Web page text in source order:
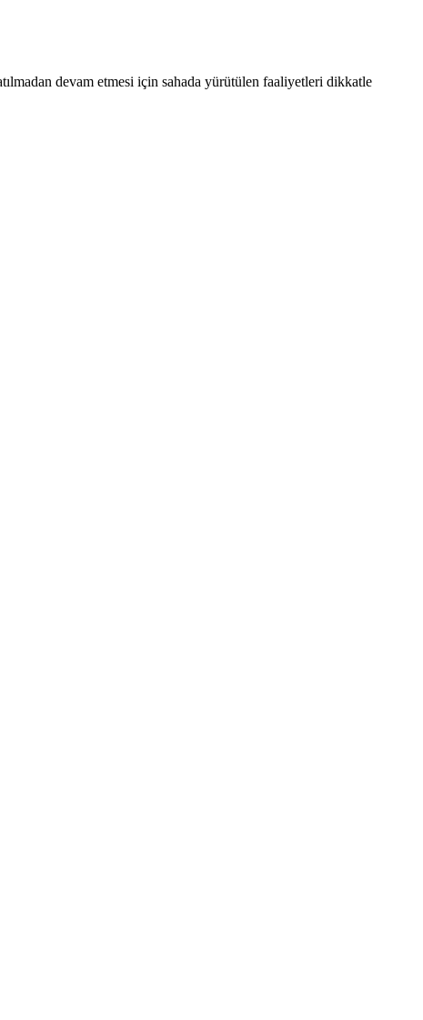
devam etmesi için sahada yürütülen faaliyetleri dikkatle